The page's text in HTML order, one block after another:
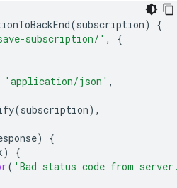
(subscription)
{
subscription/' ,
{
'application/json' ,
(subscription),
)
{
)
{
( 'Bad status code from